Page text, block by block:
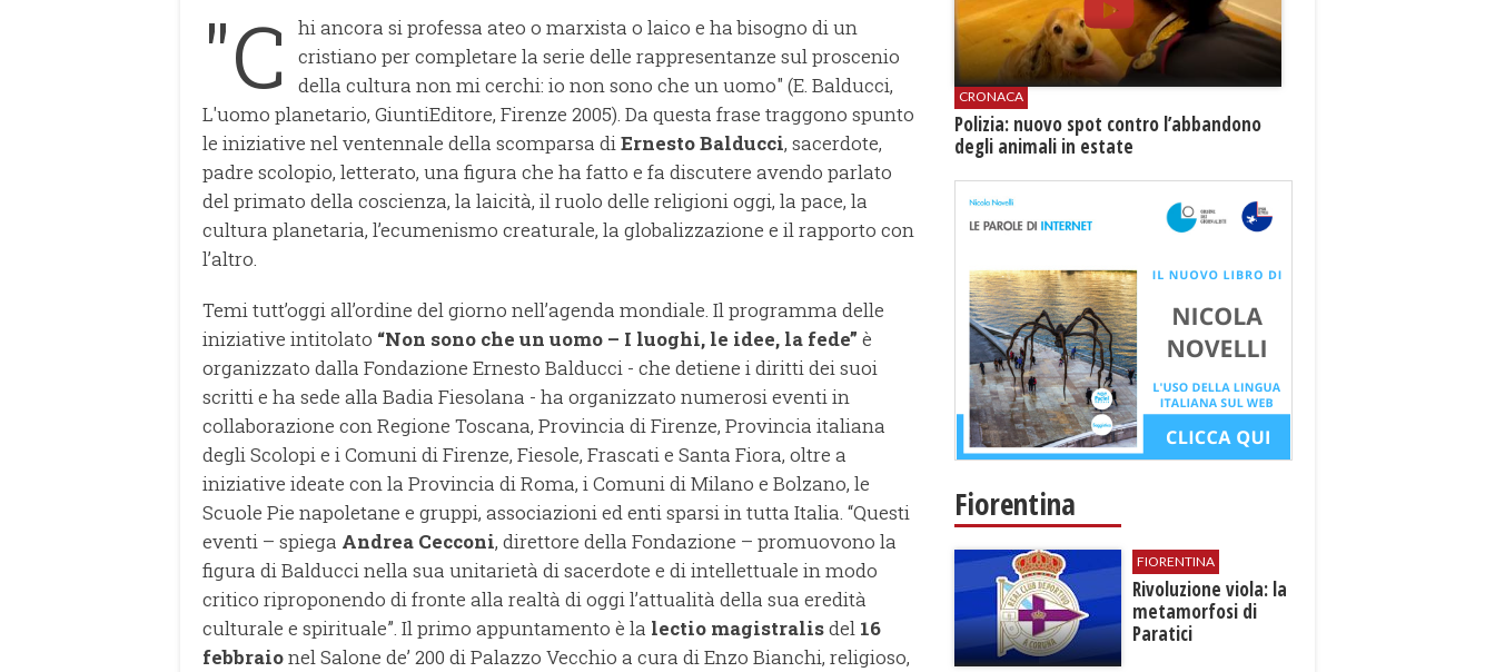
"C
hi ancora si professa ateo o marxista o laico e ha bisogno di un
cristiano per completare la serie delle rappresentanze sul proscenio
della cultura non mi cerchi: io non sono che un uomo" (E. Balducci,
L'uomo planetario, GiuntiEditore, Firenze 2005). Da questa frase traggono spunto
le iniziative nel ventennale della scomparsa diErnesto Balducci, sacerdote,
padre scolopio, letterato, una figura che ha fatto e fa discutere avendo parlato
del primato della coscienza, la laicità, il ruolo delle religioni oggi, la pace, la
cultura planetaria, l’ecumenismo creaturale, la globalizzazione e il rapporto con
l’altro.
Temi tutt’oggi all’ordine del giorno nell’agenda mondiale. Il programma delle
iniziative intitolato “Non sono che un uomo – I luoghi, le idee, la fede” è
organizzato dalla Fondazione Ernesto Balducci - che detiene i diritti dei suoi
scritti e ha sede alla Badia Fiesolana - ha organizzato numerosi eventi in
collaborazione con Regione Toscana, Provincia di Firenze, Provincia italiana
degli Scolopi e i Comuni di Firenze, Fiesole, Frascati e Santa Fiora, oltre a
iniziative ideate con la Provincia di Roma, i Comuni di Milano e Bolzano, le
Scuole Pie napoletane e gruppi, associazioni ed enti sparsi in tutta Italia. “Questi
eventi – spiega Andrea Cecconi, direttore della Fondazione – promuovono la
figura di Balducci nella sua unitarietà di sacerdote e di intellettuale in modo
critico riproponendo di fronte alla realtà di oggi l’attualità della sua eredità
culturale e spirituale”. Il primo appuntamento è la lectio magistralisdel 16
febbraionel Salone de’ 200 di Palazzo Vecchio a cura di Enzo Bianchi, religioso,
CRONACA
Polizia: nuovo spot contro l’abbandono
degli animali in estate
Fiorentina
FIORENTINA
​Rivoluzione viola: la
metamorfosi di
Paratici